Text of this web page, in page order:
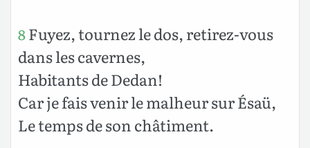
8Fuyez, tournez le dos, retirez-vous
dans les cavernes,
Habitants de Dedan!
Car je fais venir le malheur sur Ésaü,
Le temps de son châtiment.